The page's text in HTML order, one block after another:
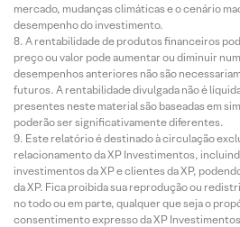
mercado, mudanças climáticas e o cenário
desempenho do investimento.
A rentabilidade de produtos financeiros
preço ou valor pode aumentar ou diminuir
desempenhos anteriores não são
futuros. A rentabilidade divulgada não é
presentes neste material são baseadas em
poderão ser significativamente diferentes.
Este relatório é destinado à circulação
relacionamento da XP Investimentos,
investimentos da XP e clientes da XP,
da XP. Fica proibida sua reprodução ou
no todo ou em parte, qualquer que seja o
consentimento expresso da XP